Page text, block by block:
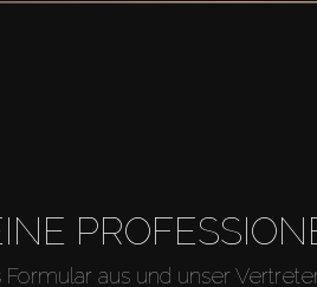
Formular aus und unser